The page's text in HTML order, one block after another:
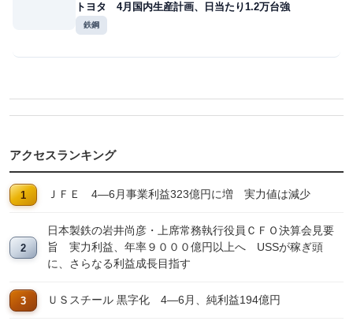
トヨタ 4月国内生産計画、日当たり1.2万台強
鉄鋼
アクセスランキング
ＪＦＥ 4―6月事業利益323億円に増 実力値は減少
日本製鉄の岩井尚彦・上席常務執行役員ＣＦＯ決算会見要
旨 実力利益、年率９０００億円以上へ USSが稼ぎ頭
に、さらなる利益成長目指す
ＵＳスチール 黒字化 4―6月、純利益194億円